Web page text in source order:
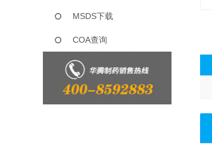
MSDS下载
COA查询